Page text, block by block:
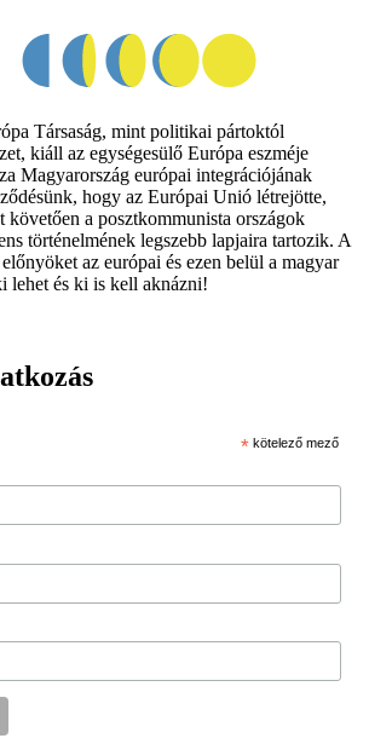
Társaság, mint politikai pártoktól
kiáll az egységesülő Európa eszméje
Magyarország európai integrációjának
hogy az Európai Unió létrejötte,
követően a posztkommunista országok
történelmének legszebb lapjaira tartozik. A
az európai és ezen belül a magyar
lehet és ki is kell aknázni!
* kötelező mező